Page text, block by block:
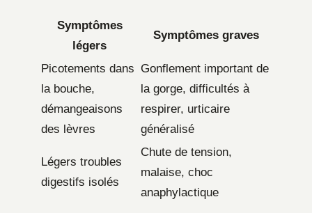
Symptômes
légers
Symptômes graves
Picotements dans
la bouche,
démangeaisons
des lèvres
Gonflement important de
la gorge, difficultés à
respirer, urticaire
généralisé
Légers troubles
digestifs isolés
Chute de tension,
malaise, choc
anaphylactique